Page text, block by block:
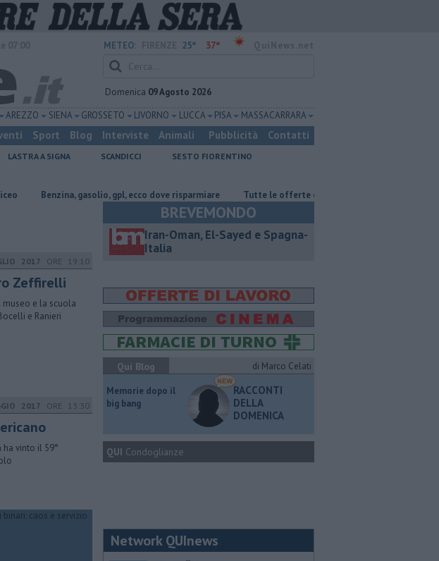
METEO: 25° 37°
Domenica 09 Agosto 2026
AREZZO SIENA GROSSETO LIVORNO LUCCA PISA MASSA CARRARA
Sport Blog Interviste Animali Pubblicità Contatti
LASTRA A SIGNA SCANDICCI
SESTO FIORENTINO
gasolio, gpl, ecco dove risparmiare ​Tutte le offerte di lavoro in provincia di Firenze
2017 ORE 19:10
Zeffirelli
e la scuola
e Ranieri
2017 ORE 13:30
ha vinto il 59°
BREVEMONDO
Iran-Oman, El-Sayed e Spagna-
Italia
Qui Blog di Marco Celati
Memorie dopo il
big bang
RACCONTI
DELLA
DOMENICA
QUI Condoglianze
Network QUInews